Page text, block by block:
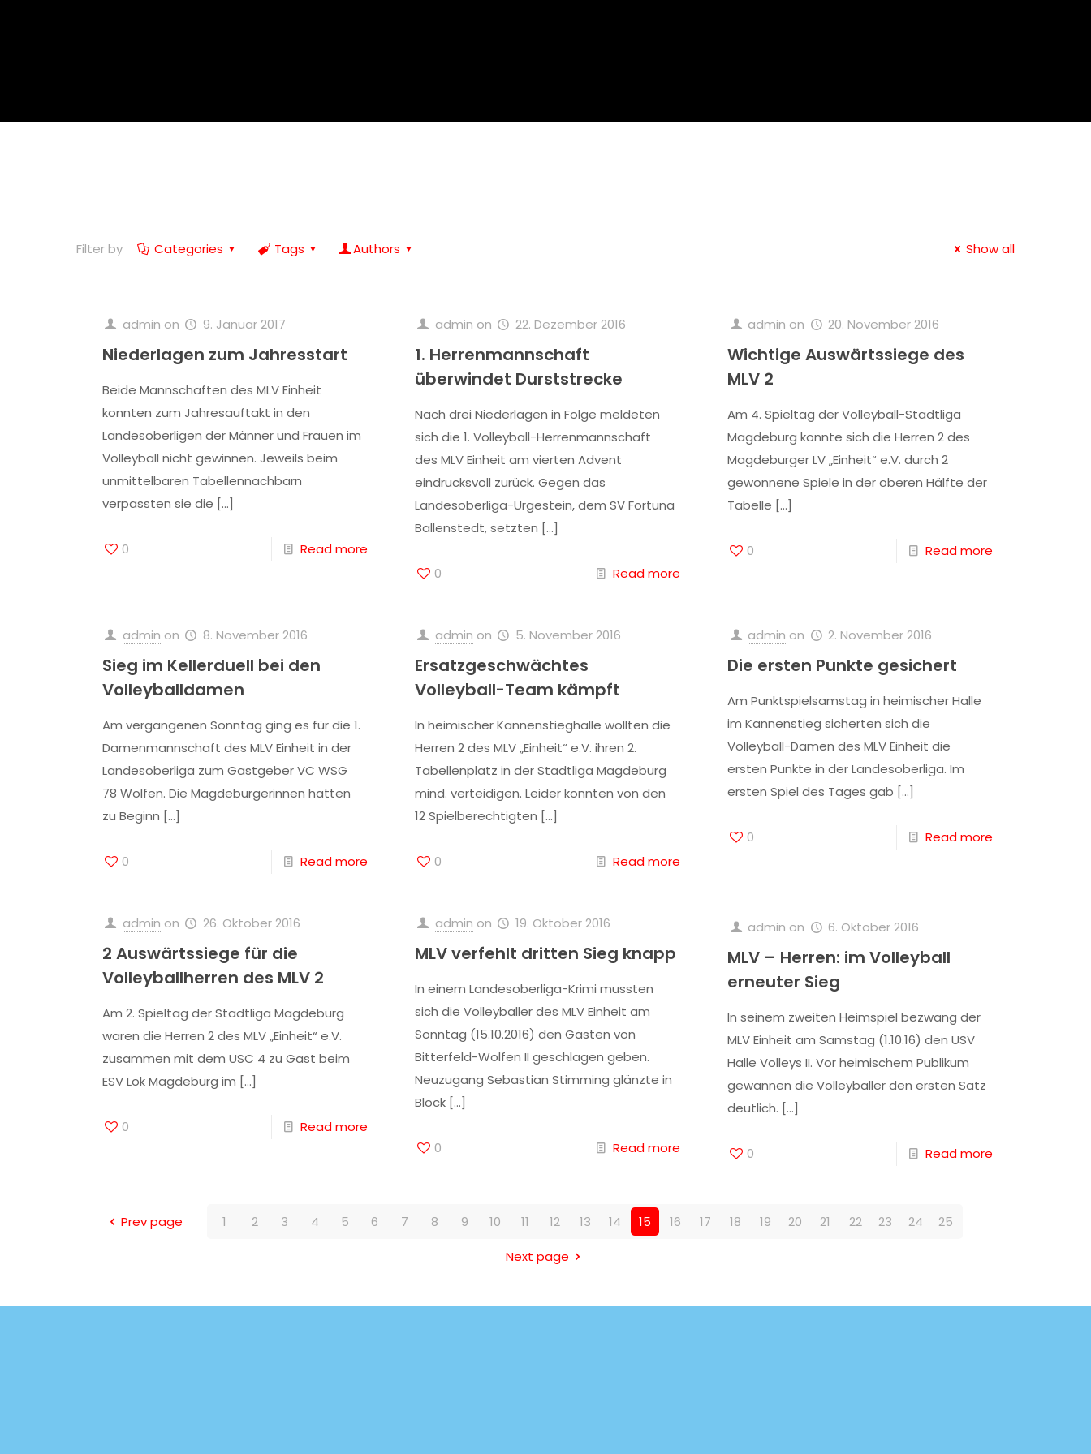
Filter by Categories Tags Authors Show all
admin on 9. Januar 2017
Niederlagen zum Jahresstart
Beide Mannschaften des MLV Einheit
konnten zum Jahresauftakt in den
Landesoberligen der Männer und Frauen im
Volleyball nicht gewinnen. Jeweils beim
unmittelbaren Tabellennachbarn
verpassten sie die […]
0 Read more
admin on 22. Dezember 2016
1. Herrenmannschaft
überwindet Durststrecke
Nach drei Niederlagen in Folge meldeten
sich die 1. Volleyball-Herrenmannschaft
des MLV Einheit am vierten Advent
eindrucksvoll zurück. Gegen das
Landesoberliga-Urgestein, dem SV Fortuna
Ballenstedt, setzten […]
0 Read more
admin on 20. November 2016
Wichtige Auswärtssiege des
MLV 2
Am 4. Spieltag der Volleyball-Stadtliga
Magdeburg konnte sich die Herren 2 des
Magdeburger LV „Einheit“ e.V. durch 2
gewonnene Spiele in der oberen Hälfte der
Tabelle […]
0 Read more
admin on 8. November 2016
Sieg im Kellerduell bei den
Volleyballdamen
Am vergangenen Sonntag ging es für die 1.
Damenmannschaft des MLV Einheit in der
Landesoberliga zum Gastgeber VC WSG
78 Wolfen. Die Magdeburgerinnen hatten
zu Beginn […]
0 Read more
admin on 5. November 2016
Ersatzgeschwächtes
Volleyball-Team kämpft
In heimischer Kannenstieghalle wollten die
Herren 2 des MLV „Einheit“ e.V. ihren 2.
Tabellenplatz in der Stadtliga Magdeburg
mind. verteidigen. Leider konnten von den
12 Spielberechtigten […]
0 Read more
admin on 2. November 2016
Die ersten Punkte gesichert
Am Punktspielsamstag in heimischer Halle
im Kannenstieg sicherten sich die
Volleyball-Damen des MLV Einheit die
ersten Punkte in der Landesoberliga. Im
ersten Spiel des Tages gab […]
0 Read more
admin on 26. Oktober 2016
2 Auswärtssiege für die
Volleyballherren des MLV 2
Am 2. Spieltag der Stadtliga Magdeburg
waren die Herren 2 des MLV „Einheit“ e.V.
zusammen mit dem USC 4 zu Gast beim
ESV Lok Magdeburg im […]
0 Read more
admin on 19. Oktober 2016
MLV verfehlt dritten Sieg knapp
In einem Landesoberliga-Krimi mussten
sich die Volleyballer des MLV Einheit am
Sonntag (15.10.2016) den Gästen von
Bitterfeld-Wolfen II geschlagen geben.
Neuzugang Sebastian Stimming glänzte in
Block[…]
0 Read more
admin on 6. Oktober 2016
MLV – Herren: im Volleyball
erneuter Sieg
In seinem zweiten Heimspiel bezwang der
MLV Einheit am Samstag (1.10.16) den USV
Halle Volleys II. Vor heimischem Publikum
gewannen die Volleyballer den ersten Satz
deutlich. […]
0 Read more
Prev page 1 2 3 4 5 6 7 8 9 10 11 12 13 14 15 16 17 18 19 20 21 22 23 24 25
Next page